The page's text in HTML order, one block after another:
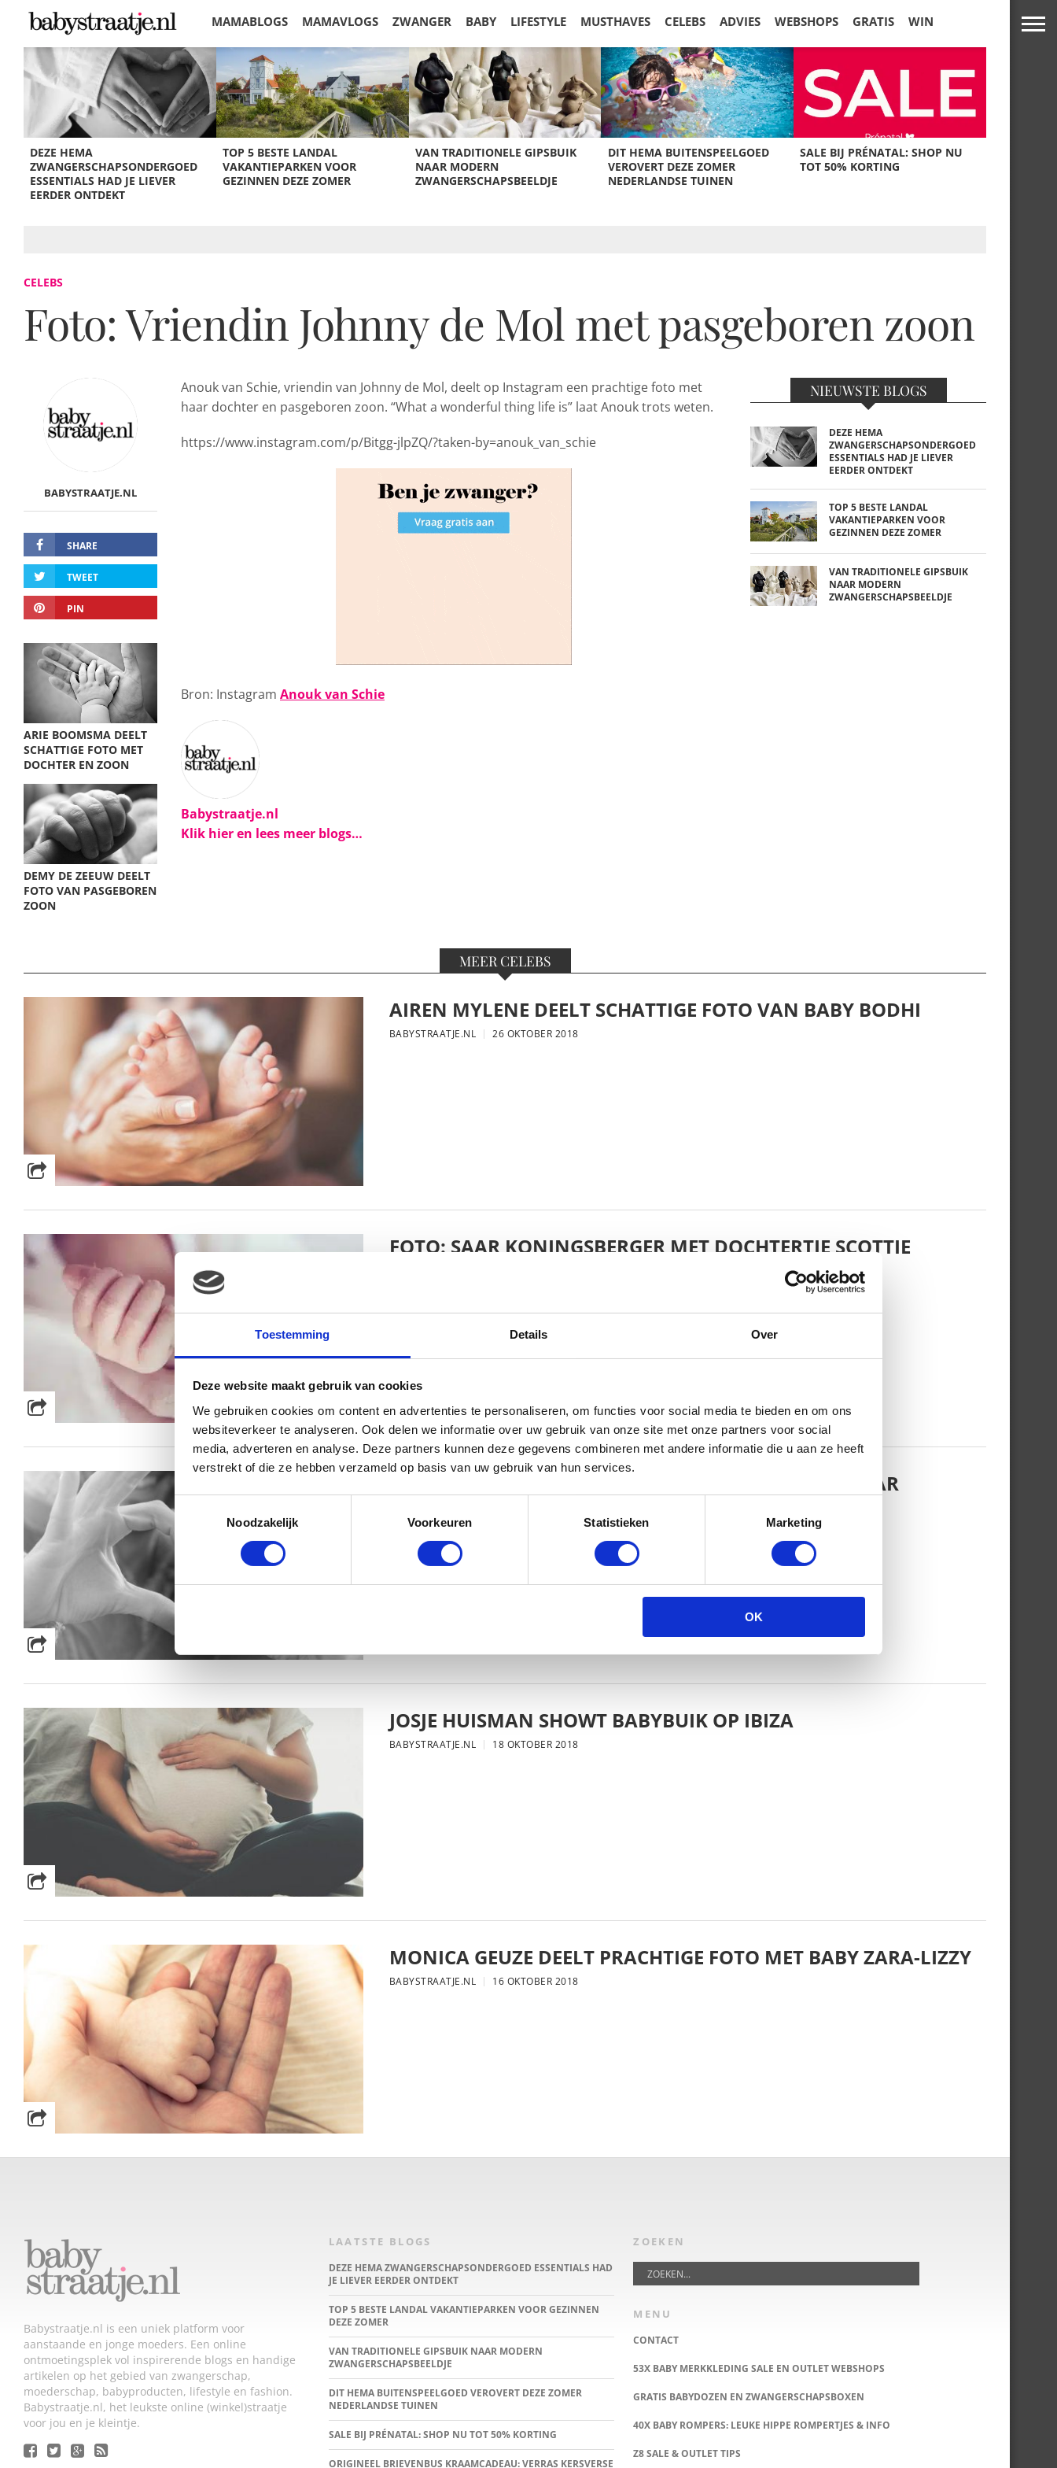
Toestemming Details Over
Deze website maakt gebruik van cookies
We gebruiken cookies om content en advertenties te personaliseren, om functies voor social media te bieden en om ons
websiteverkeer te analyseren. Ook delen we informatie over uw gebruik van onze site met onze partners voor social
media, adverteren en analyse. Deze partners kunnen deze gegevens combineren met andere informatie die u aan ze heeft
verstrekt of die ze hebben verzameld op basis van uw gebruik van hun services.
Noodzakelijk
Voorkeuren Statistieken Marketing
OK
MAMABLOGS MAMAVLOGS ZWANGER BABY LIFESTYLE MUSTHAVES CELEBS ADVIES WEBSHOPS GRATIS WIN
KORTINGEN
DEZE HEMA
ZWANGERSCHAPSONDERGOED
ESSENTIALS HAD JE LIEVER
EERDER ONTDEKT
TOP 5 BESTE LANDAL
VAKANTIEPARKEN VOOR
GEZINNEN DEZE ZOMER
VAN TRADITIONELE GIPSBUIK
NAAR MODERN
ZWANGERSCHAPSBEELDJE
DIT HEMA BUITENSPEELGOED
VEROVERT DEZE ZOMER
NEDERLANDSE TUINEN
SALE BIJ PRÉNATAL: SHOP NU
TOT 50% KORTING
CELEBS
Foto: Vriendin Johnny de Mol met pasgeboren zoon
BABYSTRAATJE.NL
SHARE
TWEET
PIN
ARIE BOOMSMA DEELT
SCHATTIGE FOTO MET
DOCHTER EN ZOON
DEMY DE ZEEUW DEELT
FOTO VAN PASGEBOREN
ZOON
Anouk van Schie, vriendin van Johnny de Mol, deelt op Instagram een prachtige foto met
haar dochter en pasgeboren zoon. “What a wonderful thing life is” laat Anouk trots weten.
https://www.instagram.com/p/Bitgg-jlpZQ/?taken-by=anouk_van_schie
Bron: Instagram Anouk van Schie
Babystraatje.nl
Klik hier en lees meer blogs…
NIEUWSTE BLOGS
DEZE HEMA
ZWANGERSCHAPSONDERGOED
ESSENTIALS HAD JE LIEVER
EERDER ONTDEKT
TOP 5 BESTE LANDAL
VAKANTIEPARKEN VOOR
GEZINNEN DEZE ZOMER
VAN TRADITIONELE GIPSBUIK
NAAR MODERN
ZWANGERSCHAPSBEELDJE
MEER CELEBS
AIREN MYLENE DEELT SCHATTIGE FOTO VAN BABY BODHI
BABYSTRAATJE.NL 26 OKTOBER 2018
FOTO: SAAR KONINGSBERGER MET DOCHTERTJE SCOTTIE
KIM KÖTTER DEELT PRACHTIGE GEZINSFOTO MET HAAR
JOSJE HUISMAN SHOWT BABYBUIK OP IBIZA
BABYSTRAATJE.NL 18 OKTOBER 2018
MONICA GEUZE DEELT PRACHTIGE FOTO MET BABY ZARA-LIZZY
BABYSTRAATJE.NL 16 OKTOBER 2018
Babystraatje.nl is een uniek platform voor
aanstaande en jonge moeders. Een online
ontmoetingsplek vol inspirerende blogs en handige
artikelen op het gebied van zwangerschap,
moederschap, babyproducten, lifestyle en fashion.
Babystraatje.nl, het leukste online (winkel)straatje
voor jou en je kleintje.
LAATSTE BLOGS
DEZE HEMA ZWANGERSCHAPSONDERGOED ESSENTIALS HAD
JE LIEVER EERDER ONTDEKT
TOP 5 BESTE LANDAL VAKANTIEPARKEN VOOR GEZINNEN
DEZE ZOMER
VAN TRADITIONELE GIPSBUIK NAAR MODERN
ZWANGERSCHAPSBEELDJE
DIT HEMA BUITENSPEELGOED VEROVERT DEZE ZOMER
NEDERLANDSE TUINEN
SALE BIJ PRÉNATAL: SHOP NU TOT 50% KORTING
ORIGINEEL BRIEVENBUS KRAAMCADEAU: VERRAS KERSVERSE
ZOEKEN
MENU
CONTACT
53X BABY MERKKLEDING SALE EN OUTLET WEBSHOPS
GRATIS BABYDOZEN EN ZWANGERSCHAPSBOXEN
40X BABY ROMPERS: LEUKE HIPPE ROMPERTJES & INFO
Z8 SALE & OUTLET TIPS